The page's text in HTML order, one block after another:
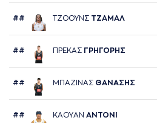
## ΤΖΟΟΥΝΣ ΤΖAΜAΛ
## ΠΡΕΚAΣ ΓΡΗΓΟΡΗΣ
## ΜΠAΖΙΝAΣ ΘAΝAΣΗΣ
## ΚAΟΥAΝ AΝΤΟΝΙ